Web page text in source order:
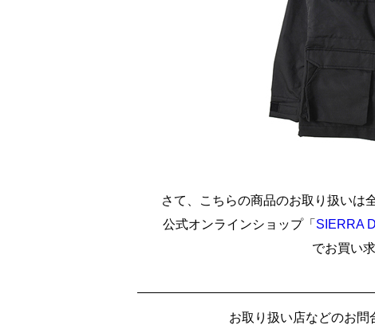
さて、こちらの商品のお取り扱いは
公式オンラインショップ「 SIERRA
でお買い
お取り扱い店などのお問